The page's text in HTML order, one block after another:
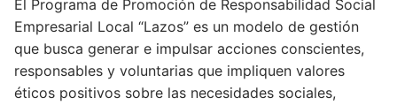
El Programa de Promoción de Responsabilidad Social
Empresarial Local “Lazos” es un modelo de gestión
que busca generar e impulsar acciones conscientes,
responsables y voluntarias que impliquen valores
éticos positivos sobre las necesidades sociales,